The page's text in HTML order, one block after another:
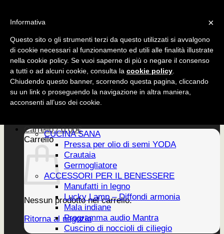
ACCESSORI
CUCINA SANA
ACCESSORI
EDIZIONI
Carrello /0,00€
Carrello
Nessun prodotto nel carrello.
Ritorna al negozio
Home
CUCINA SANA
Pressa per olio di semi YODA
Crautaia
Germogliatore
ACCESSORI PER IL BENESSERE
Manufatti in legno
Lucky Lamp – Diffondi armonia
Mala indiane
Programma audio Mantra
Cuscino di noccioli di ciliegio
×
Informativa
Questo sito o gli strumenti terzi da questo utilizzati si avvalgono
di cookie necessari al funzionamento ed utili alle finalità illustrate
nella cookie policy. Se vuoi saperne di più o negare il consenso
a tutti o ad alcuni cookie, consulta la cookie policy
Chiudendo questo banner, scorrendo questa pagina, cliccando
su un link o proseguendo la navigazione in altra maniera,
acconsenti all’uso dei cookie.